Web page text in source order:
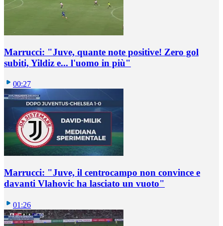
Marrucci: "Juve, quante note positive! Zero gol
subiti, Yildiz e... l'uomo in più"
00:27
Marrucci: "Juve, il centrocampo non convince e
davanti Vlahovic ha lasciato un vuoto"
01:26